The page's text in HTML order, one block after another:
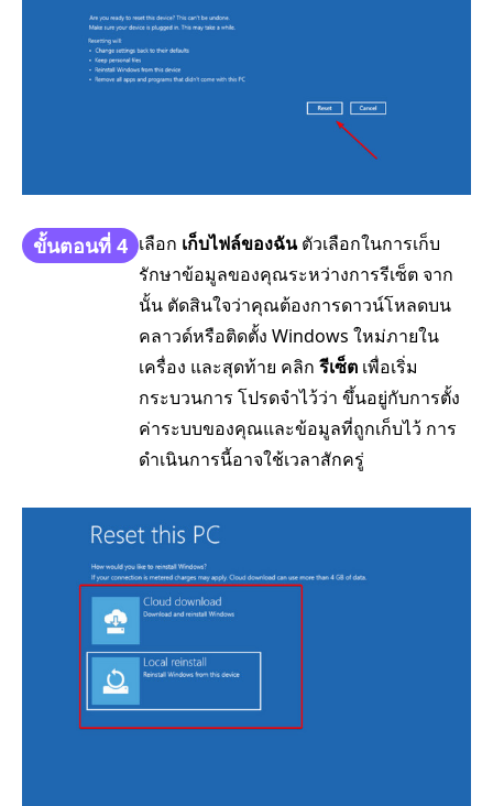
ขั้นตอนที่ 4 เลือก เก็บไฟล์ของฉันตัวเลือกในการเก็บ
รักษาข้อมูลของคุณระหว่างการรีเซ็ต จาก
นั้น ตัดสินใจว่าคุณต้องการดาวน์โหลดบน
คลาวด์หรือติดตั้ง Windows ใหม่ภายใน
เครื่อง และสุดท้าย คลิก รีเซ็ต เพื่อเริ่ม
กระบวนการ โปรดจำไว้ว่า ขึ้นอยู่กับการตั้ง
ค่าระบบของคุณและข้อมูลที่ถูกเก็บไว้ การ
ดำเนินการนี้อาจใช้เวลาสักครู่